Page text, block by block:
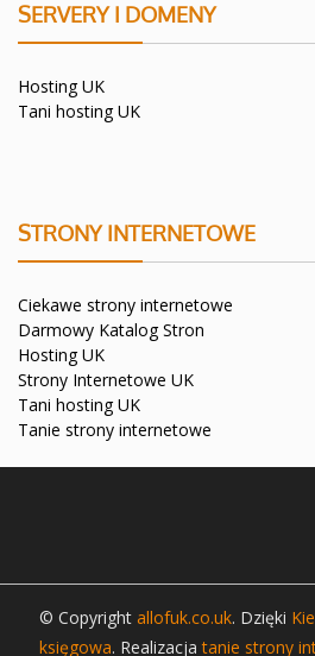
SERVERY I DOMENY
Hosting UK
Tani hosting UK
STRONY INTERNETOWE
Ciekawe strony internetowe
Darmowy Katalog Stron
Hosting UK
Strony Internetowe UK
Tani hosting UK
Tanie strony internetowe
© Copyright allofuk.co.uk. Dzięki
księgowa. Realizacjatanie strony